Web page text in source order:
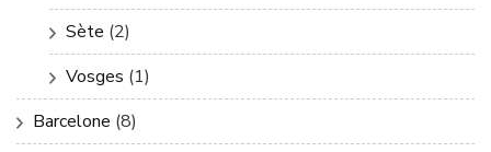
Sète (2)
Vosges (1)
Barcelone (8)